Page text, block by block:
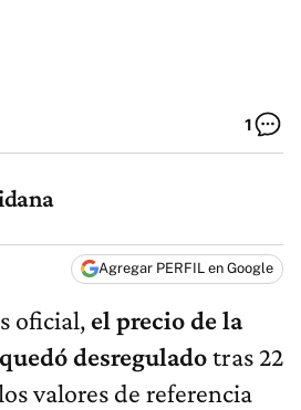
1
Agregar PERFIL en Google
oficial, el precio de la
quedó desreguladotras 22
valores de referencia